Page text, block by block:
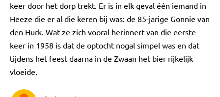
keer door het dorp trekt. Er is in elk geval één iemand in
Heeze die er al die keren bij was: de 85-jarige Gonnie van
den Hurk. Wat ze zich vooral herinnert van die eerste
keer in 1958 is dat de optocht nogal simpel was en dat
tijdens het feest daarna in de Zwaan het bier rijkelijk
vloeide.